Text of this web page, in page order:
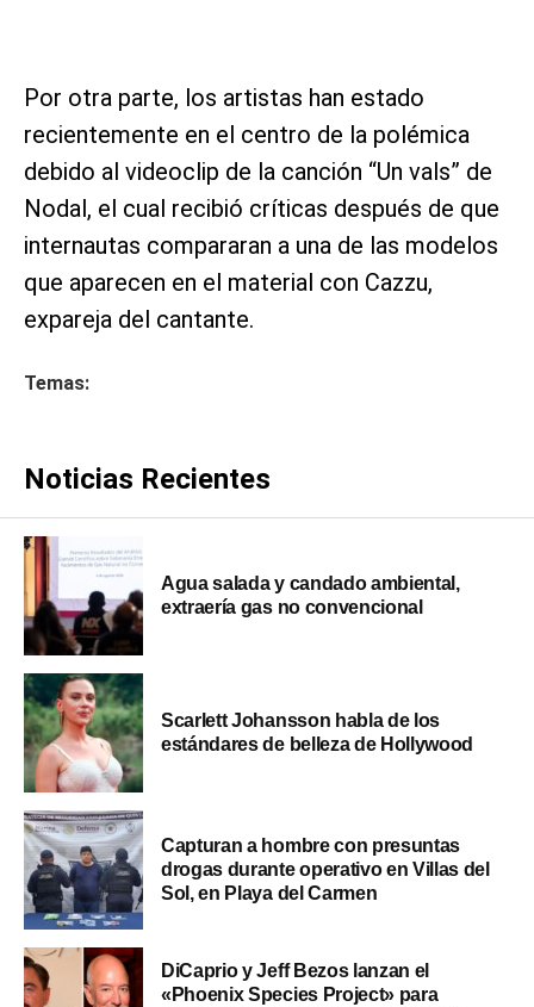
Por otra parte, los artistas han estado
recientemente en el centro de la polémica
debido al videoclip de la canción “Un vals” de
Nodal, el cual recibió críticas después de que
internautas compararan a una de las modelos
que aparecen en el material con Cazzu,
expareja del cantante.
Temas:
Noticias Recientes
Agua salada y candado ambiental,
extraería gas no convencional
Scarlett Johansson habla de los
estándares de belleza de Hollywood
Capturan a hombre con presuntas
drogas durante operativo en Villas del
Sol, en Playa del Carmen
DiCaprio y Jeff Bezos lanzan el
«Phoenix Species Project» para